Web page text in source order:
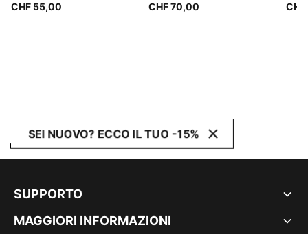
CHF 55,00
CHF 70,00
SEI NUOVO? ECCO IL TUO -15%
SUPPORTO
MAGGIORI INFORMAZIONI